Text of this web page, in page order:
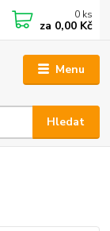
Menu
Hledat
0 ks
za 0,00 Kč